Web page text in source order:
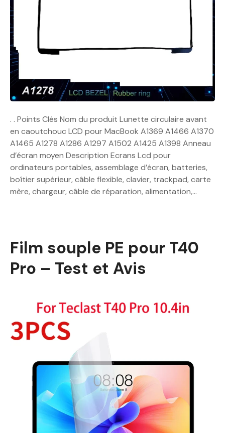
. . Points Clés Nom du produit Lunette circulaire avant
en caoutchouc LCD pour MacBook A1369 A1466 A1370
A1465 A1278 A1286 A1297 A1502 A1425 A1398 Anneau
d’écran moyen Description Ecrans Lcd pour
ordinateurs portables, assemblage d’écran, batteries,
boîtier supérieur, câble flexible, clavier, trackpad, carte
mère, chargeur, câble de réparation, alimentation,…
Film souple PE pour T40
Pro – Test et Avis